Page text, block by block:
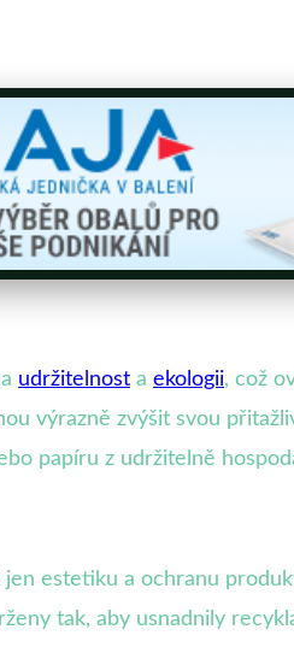
udržitelnost a ekologii, což
výrazně zvýšit svou
papíru z udržitelně
estetiku a ochranu
tak, aby usnadnily